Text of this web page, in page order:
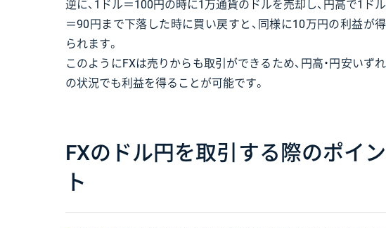
逆に、1ドル＝100円の時に1万通貨のドルを売却し、円高で1ドル
＝90円まで下落した時に買い戻すと、同様に10万円の利益が得
られます。
このようにFXは売りからも取引ができるため、円高・円安いずれ
の状況でも利益を得ることが可能です。
FXのドル円を取引する際のポイン
ト